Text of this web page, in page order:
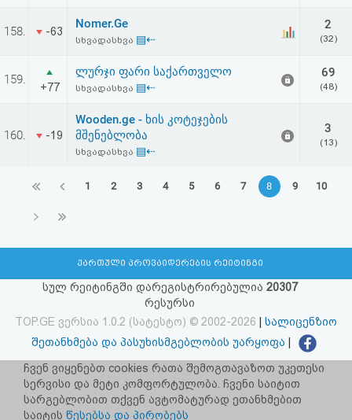
158. -63
Nomer.Ge
სხვადასხვა ▤⇠
2
(32)
159.
+77
ლურჯი ფარი საქართველო
სხვადასხვა ▤⇠
69
(48)
160. -19
Wooden.ge - ხის კოტეჯების
მშენებლობა
სხვადასხვა ▤⇠
3
(13)
1 2 3 4 5 6 7 8 9 10
ქართული პროვაიდერების რეიტინგი
სულ რეიტინგში დარეგისტრირებულია 20307
რესურსი
TOP.GE ვერსია 1.0.2 (სატესტო) © 2002-2026
სალიცენზიო
შეთანხმება და პასუხისმგებლობის უარყოფა
facebook.com/TOP.GE
იხილეთ TOP.GE - ის ძველი ვერსია ბმულზე
ჩვენ ვიყენებთ cookies რათა შემოგთავაზოთ უკეთესი
სერვისი და მეტი კომფორტულობა. ჩვენი საიტით
სარგებლობით თქვენ ავტომატურად ეთანხმებით
საიტის წესებსა და პირობებს